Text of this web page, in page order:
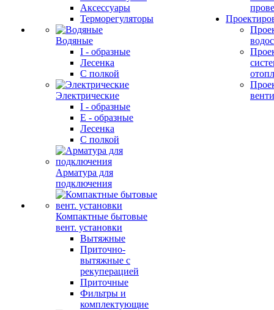
Аксессуары
Терморегуляторы
Водяные
I - образные
Лесенка
С полкой
Электрические
I - образные
E - образные
Лесенка
С полкой
Арматура для
подключения
Компактные бытовые
вент. установки
Вытяжные
Приточно-
вытяжные с
рекуперацией
Приточные
Фильтры и
комплектующие